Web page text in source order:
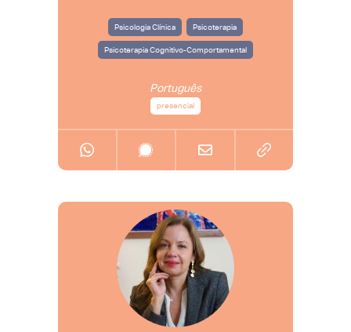
Psicologia Clínica Psicoterapia
Psicoterapia Cognitivo-Comportamental
Português
presencial